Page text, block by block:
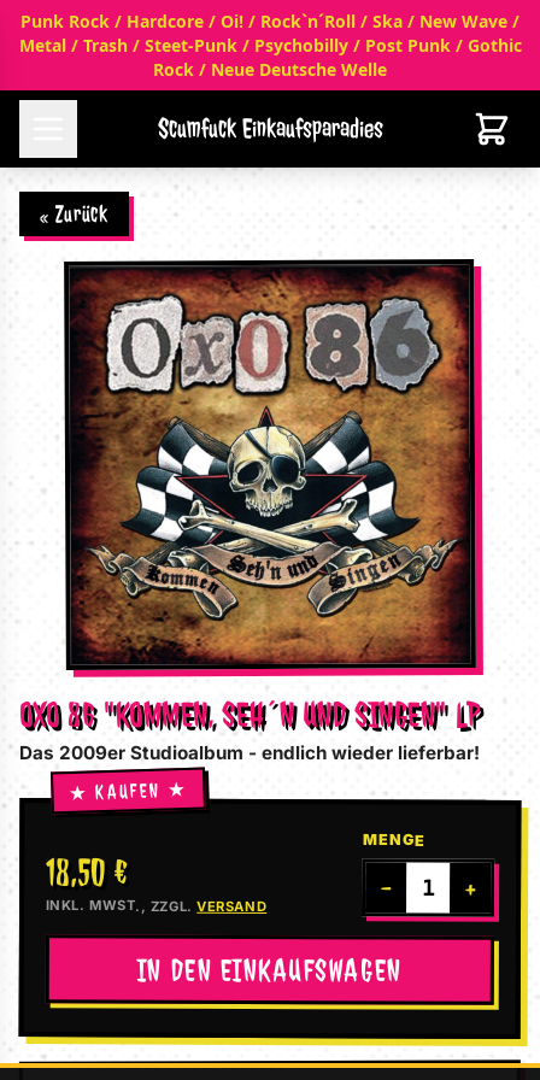
Punk Rock / Hardcore / Oi! / Rock`n´Roll / Ska / New Wave /
Metal / Trash / Steet-Punk / Psychobilly / Post Punk / Gothic
Rock / Neue Deutsche Welle
Scumfuck Einkaufsparadies
« Zurück
OXO 86 "KOMMEN, SEH´N UND SINGEN" LP
Das 2009er Studioalbum - endlich wieder lieferbar!
18,50 €
INKL. MWST., ZZGL.VERSAND
MENGE
− +
IN DEN EINKAUFSWAGEN